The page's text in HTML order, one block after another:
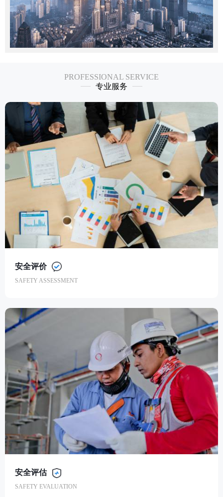
PROFESSIONAL SERVICE
专业服务
安全评价
SAFETY ASSESSMENT
SAFETY ASSESSMENT
安全评估
SAFETY EVALUATION